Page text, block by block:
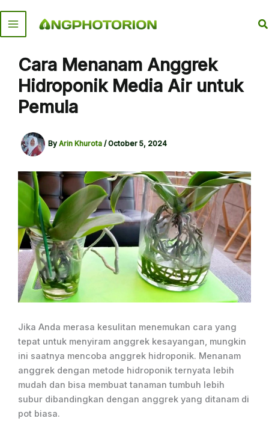
content
Cara Menanam Anggrek
Hidroponik Media Air untuk
Pemula
By Arin Khurota /October 5, 2024
Jika Anda merasa kesulitan menemukan cara yang
tepat untuk menyiram anggrek kesayangan, mungkin
ini saatnya mencoba anggrek hidroponik. Menanam
anggrek dengan metode hidroponik ternyata lebih
mudah dan bisa membuat tanaman tumbuh lebih
subur dibandingkan dengan anggrek yang ditanam di
pot biasa.